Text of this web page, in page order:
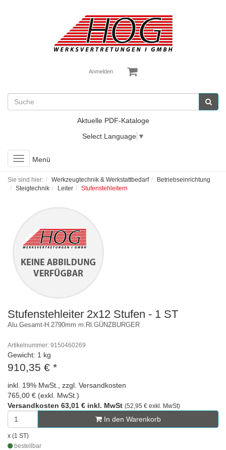
Anmelden
Aktuelle PDF-Kataloge
Select Language ▼
Toggle
navigation
Menü
Sie sind hier: Werkzeugtechnik & Werkstattbedarf
Betriebseinrichtung
Steigtechnik
Leiter Stufenstehleitern
Stufenstehleiter 2x12 Stufen - 1 ST
Alu.Gesamt-H.2790mm m.Rl.GÜNZBURGER
Artikelnummer: 9150460269
Gewicht: 1 kg
910,35 € *
inkl. 19% MwSt., zzgl. Versandkosten
765,00 € (exkl. MwSt.)
Versandkosten 63,01 € inkl. MwSt (52,95 € exkl. MwSt)
In den Warenkorb
x (1 ST)
bestellbar